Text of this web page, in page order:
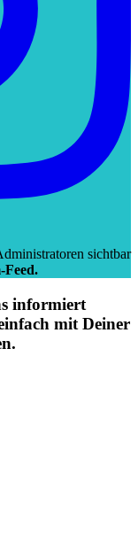
sichtbar
Feed.
informiert
mit Deiner